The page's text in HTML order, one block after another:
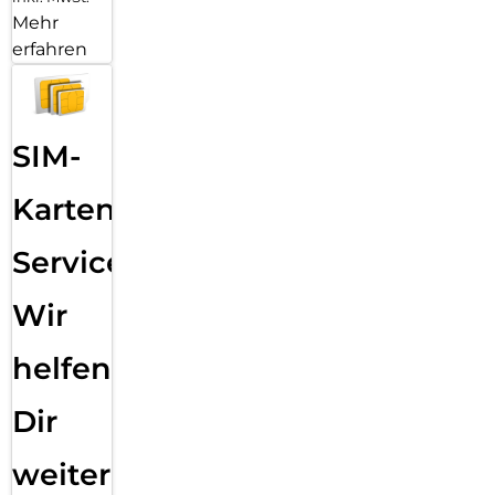
Mehr
erfahren
SIM-
Karten
Service:
Wir
helfen
Dir
weiter